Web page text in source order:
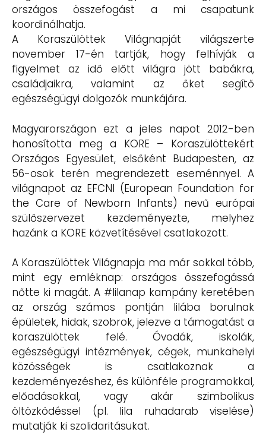
országos összefogást a mi csapatunk
koordinálhatja.
A Koraszülöttek Világnapját világszerte
november 17-én tartják, hogy felhívják a
figyelmet az idő előtt világra jött babákra,
családjaikra, valamint az őket segítő
egészségügyi dolgozók munkájára.
Magyarországon ezt a jeles napot 2012-ben
honosította meg a KORE – Koraszülöttekért
Országos Egyesület, elsőként Budapesten, az
56-osok terén megrendezett eseménnyel. A
világnapot az EFCNI (European Foundation for
the Care of Newborn Infants) nevű európai
szülőszervezet kezdeményezte, melyhez
hazánk a KORE közvetítésével csatlakozott.
A Koraszülöttek Világnapja ma már sokkal több,
mint egy emléknap: országos összefogássá
nőtte ki magát. A #lilanap kampány keretében
az ország számos pontján lilába borulnak
épületek, hidak, szobrok, jelezve a támogatást a
koraszülöttek felé. Óvodák, iskolák,
egészségügyi intézmények, cégek, munkahelyi
közösségek is csatlakoznak a
kezdeményezéshez, és különféle programokkal,
előadásokkal, vagy akár szimbolikus
öltözködéssel (pl. lila ruhadarab viselése)
mutatják ki szolidaritásukat.